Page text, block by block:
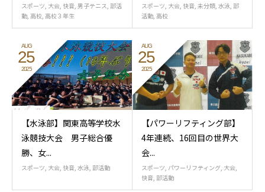
スポーツ 大会 快音 男子テニス 部活
動 高校 高校３年生
スポーツ 大会 快音 未分類 水泳 部
活動 高校
AUG
25
2025
【水泳部】関東高等学校水
泳競技大会 男子総合優
勝、女...
スポーツ 大会 快音 水泳 部活動
AUG
25
2025
【パワーリフティング部】
4年連続、16回目の世界大
会...
スポーツ パワーリフティング 大会
快音 部活動